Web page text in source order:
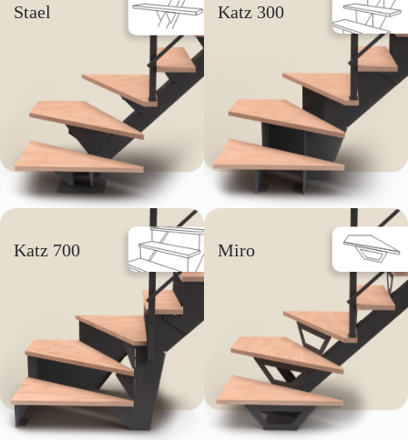
Stael Katz 300
Katz 700 Miro